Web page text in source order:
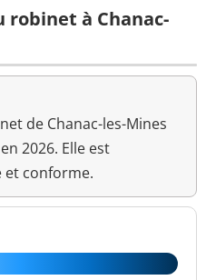
pH
robinet à Chanac-
de Chanac-les-Mines
2026. Elle est
et conforme.